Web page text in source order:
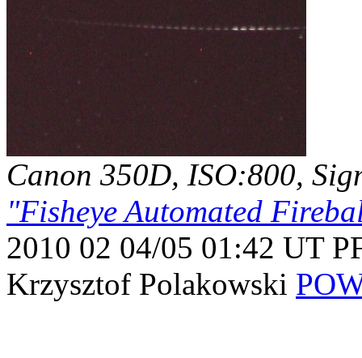
Canon 350D, ISO:800,
"Fisheye Automated
2010 02 04/05 01:42 UT
Krzysztof Polakowski